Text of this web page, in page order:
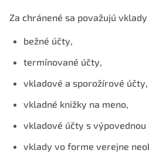
Za chránené sa považujú
bežné účty,
termínované účty,
vkladové a sporožírové účty,
vkladné knižky na meno,
vkladové účty s výpovednou
vklady vo forme verejne